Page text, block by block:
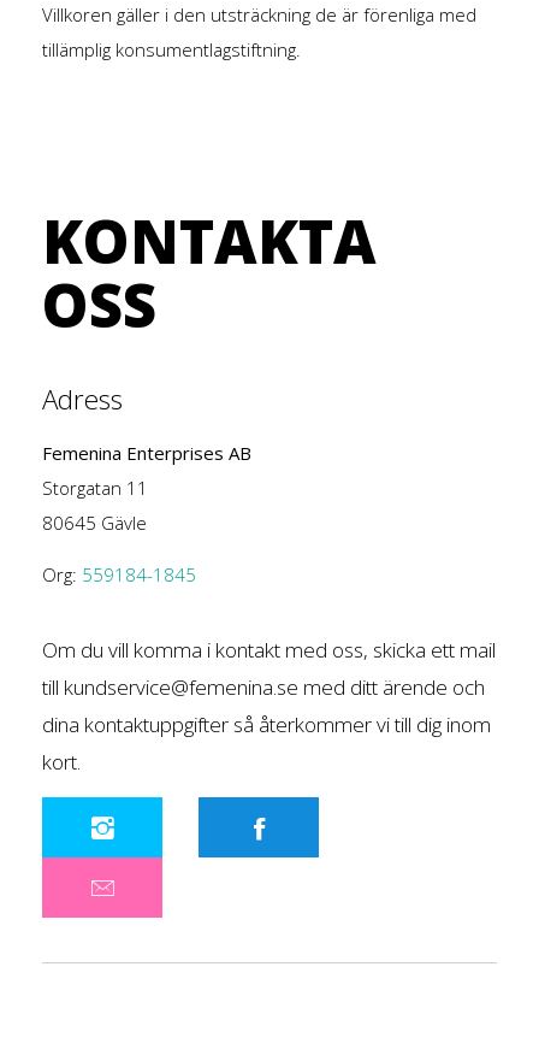
Villkoren gäller i den utsträckning de är förenliga med
tillämplig konsumentlagstiftning.
KONTAKTA
OSS
Adress
Femenina Enterprises AB
Storgatan 11
80645 Gävle
Org: 559184-1845
Om du vill komma i kontakt med oss, skicka ett mail
till kundservice@femenina.se med ditt ärende och
dina kontaktuppgifter så återkommer vi till dig inom
kort.